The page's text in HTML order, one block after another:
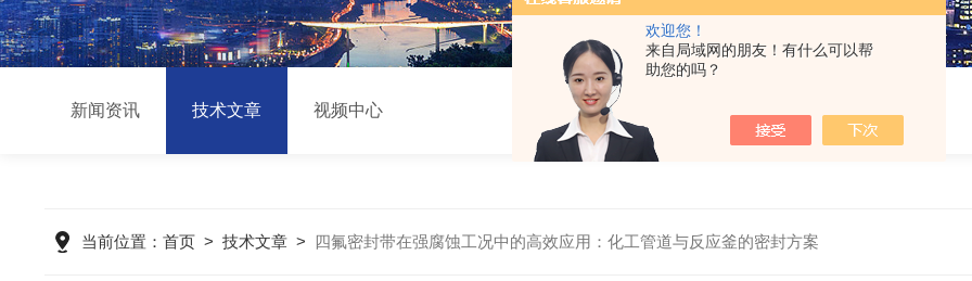
欢迎您！
来自局域网的朋友！有什么可以帮
助您的吗？
新闻资讯 技术文章 视频中心
当前位置： 首页> 技术文章> 四氟密封带在强腐蚀工况中的高效应用：化工管道与反应釜的密封方案